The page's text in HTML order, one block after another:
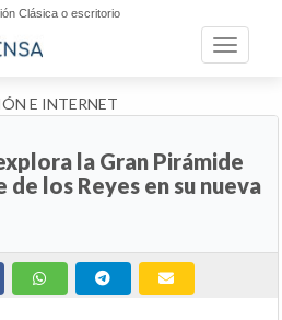
Clásica o escritorio
Toggle
E INTERNET
la Gran Pirámide
los Reyes en su nueva